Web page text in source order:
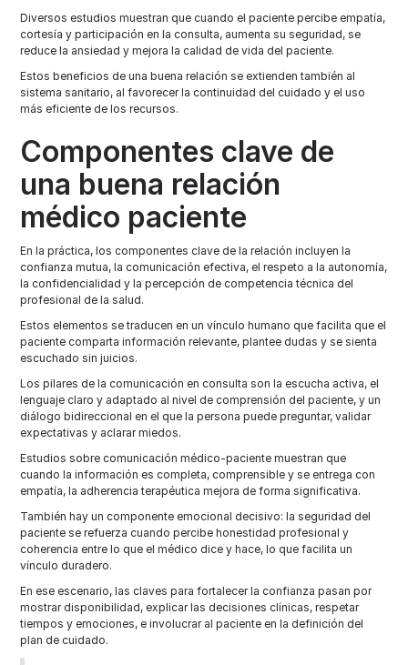
Diversos estudios muestran que cuando el paciente percibe empatía,
cortesía y participación en la consulta, aumenta su seguridad, se
reduce la ansiedad y mejora la calidad de vida del paciente.
Estos beneficios de una buena relación se extienden también al
sistema sanitario, al favorecer la continuidad del cuidado y el uso
más eficiente de los recursos.
Componentes clave de
una buena relación
médico paciente
En la práctica, los componentes clave de la relación incluyen la
confianza mutua, la comunicación efectiva, el respeto a la autonomía,
la confidencialidad y la percepción de competencia técnica del
profesional de la salud.
Estos elementos se traducen en un vínculo humano que facilita que el
paciente comparta información relevante, plantee dudas y se sienta
escuchado sin juicios.
Los pilares de la comunicación en consulta son la escucha activa, el
lenguaje claro y adaptado al nivel de comprensión del paciente, y un
diálogo bidireccional en el que la persona puede preguntar, validar
expectativas y aclarar miedos.
Estudios sobre comunicación médico-paciente muestran que
cuando la información es completa, comprensible y se entrega con
empatía, la adherencia terapéutica mejora de forma significativa.
También hay un componente emocional decisivo: la seguridad del
paciente se refuerza cuando percibe honestidad profesional y
coherencia entre lo que el médico dice y hace, lo que facilita un
vínculo duradero.
En ese escenario, las claves para fortalecer la confianza pasan por
mostrar disponibilidad, explicar las decisiones clínicas, respetar
tiempos y emociones, e involucrar al paciente en la definición del
plan de cuidado.